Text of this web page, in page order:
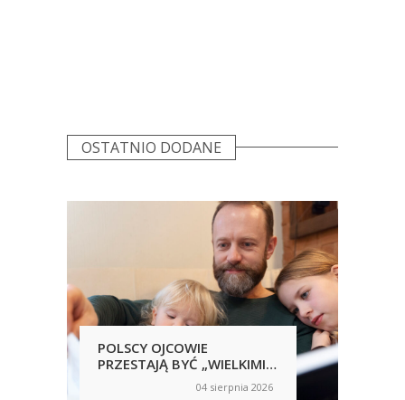
OSTATNIO DODANE
POLSCY OJCOWIE
PRZESTAJĄ BYĆ „WIELKIMI
04 sierpnia 2026